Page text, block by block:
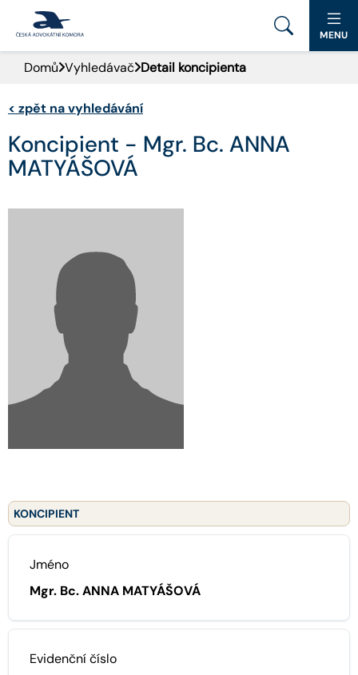
PORTÁL ČAK
DOMŮ
AKTUALITY
ADVOKÁTNÍ DENÍK
KONTAKT
MENU
Domů Vyhledávač Detail koncipienta
< zpět na vyhledávání
Koncipient - Mgr. Bc. ANNA
MATYÁŠOVÁ
KONCIPIENT
Jméno
Mgr. Bc. ANNA MATYÁŠOVÁ
Evidenční číslo